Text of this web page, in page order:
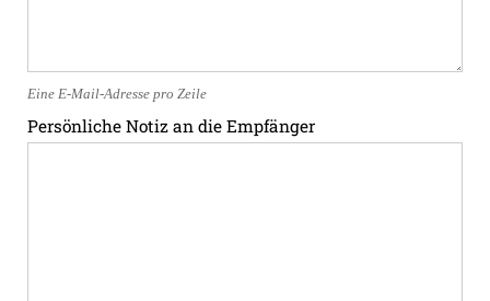
Eine E-Mail-Adresse pro Zeile
Persönliche Notiz an die Empfänger